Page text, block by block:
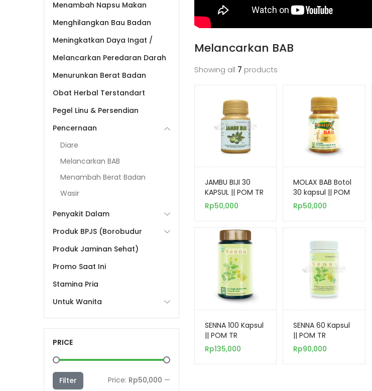
Melancarkan BAB
Showing all 7 products
JAMBU BIJI 30
KAPSUL || POM TR
062 357 001
Rp50,000
MOLAX BAB Botol
30 kapsul || POM
TR 172307281
Rp50,000
SENNA 100 Kapsul
|| POM TR
062363921
Rp135,000
SENNA 60 Kapsul
|| POM TR
062363921
Rp90,000
Menambah Napsu Makan
Menghilangkan Bau Badan
Meningkatkan Daya Ingat /
Melancarkan Peredaran Darah
Menurunkan Berat Badan
Obat Herbal Terstandart
Pegel Linu & Persendian
Pencernaan
Diare
Melancarkan BAB
Menambah Berat Badan
Wasir
Penyakit Dalam
Produk BPJS (Borobudur
Produk Jaminan Sehat)
Promo Saat Ini
Stamina Pria
Untuk Wanita
PRICE
Filter Price: Rp50,000 —